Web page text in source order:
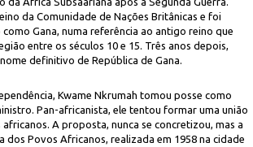
da Comunidade de Nações Britânicas e foi
Gana, numa referência ao antigo reino que
entre os séculos 10 e 15. Três anos depois,
definitivo de República de Gana.
Kwame Nkrumah tomou posse como
Pan-africanista, ele tentou formar uma união
africanos. A proposta, nunca se concretizou, mas a
dos Povos Africanos, realizada em 1958 na cidade